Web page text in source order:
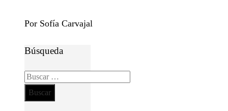
Por Sofía Carvajal
Búsqueda
Buscar: